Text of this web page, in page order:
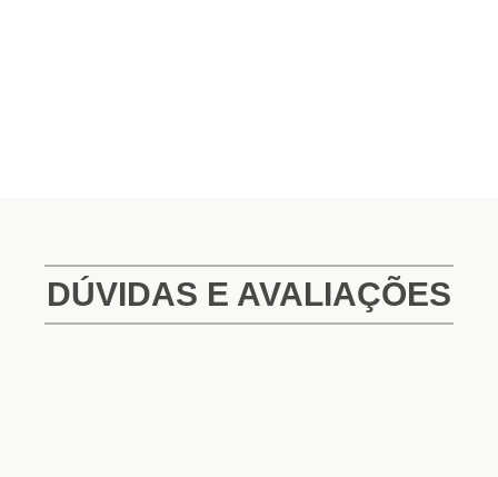
DÚVIDAS E AVALIAÇÕES